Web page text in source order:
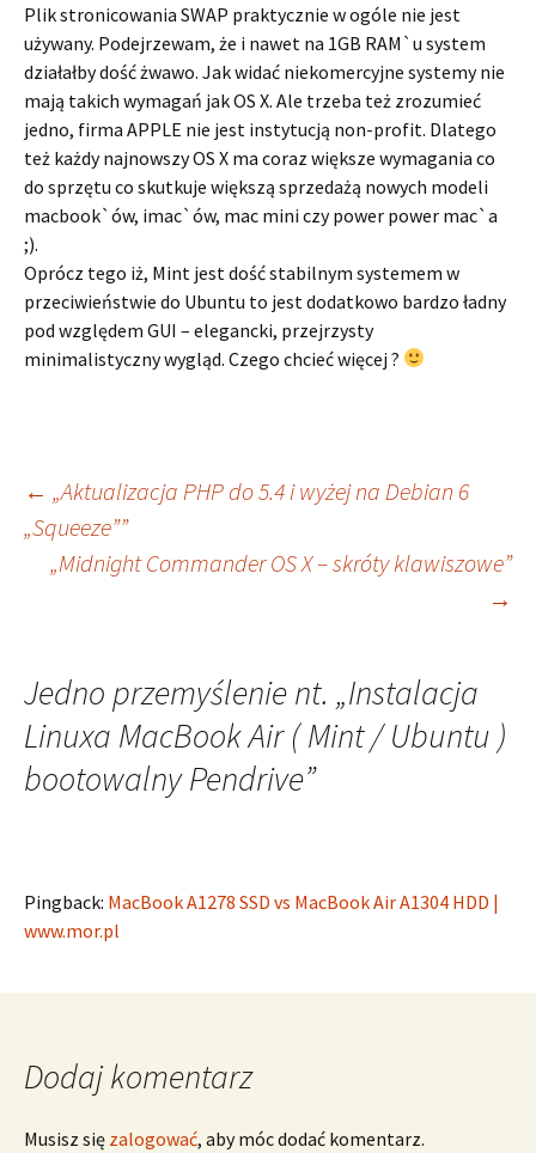
Plik stronicowania SWAP praktycznie w ogóle nie jest
używany. Podejrzewam, że i nawet na 1GB RAM`u system
działałby dość żwawo. Jak widać niekomercyjne systemy nie
mają takich wymagań jak OS X. Ale trzeba też zrozumieć
jedno, firma APPLE nie jest instytucją non-profit. Dlatego
też każdy najnowszy OS X ma coraz większe wymagania co
do sprzętu co skutkuje większą sprzedażą nowych modeli
macbook`ów, imac`ów, mac mini czy power power mac`a
;).
Oprócz tego iż, Mint jest dość stabilnym systemem w
przeciwieństwie do Ubuntu to jest dodatkowo bardzo ładny
pod względem GUI – elegancki, przejrzysty
minimalistyczny wygląd. Czego chcieć więcej ?
Zobacz
wpisy
← „Aktualizacja PHP do 5.4 i wyżej na Debian 6
„Squeeze””
„Midnight Commander OS X – skróty klawiszowe”
→
Jedno przemyślenie nt. „Instalacja
Linuxa MacBook Air ( Mint / Ubuntu )
bootowalny Pendrive”
Pingback: MacBook A1278 SSD vs MacBook Air A1304 HDD |
www.mor.pl
Dodaj komentarz
Musisz się zalogować, aby móc dodać komentarz.